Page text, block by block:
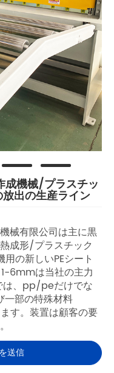
成機械/プラスチッ
出の生産ライン
械有限公司は主に黒
成形/プラスチック
の新しいPEシート
6mmは当社の主力
は、pp/peだけでな
一部の特殊材料
。装置は顧客の要
送信